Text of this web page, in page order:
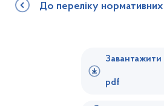
До переліку
Завантажити
pdf